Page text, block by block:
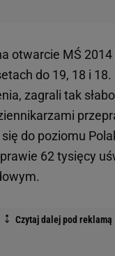
otwarcie MŚ 2014
do 19, 18 i
zagrali tak
do poziomu
62 tysięcy